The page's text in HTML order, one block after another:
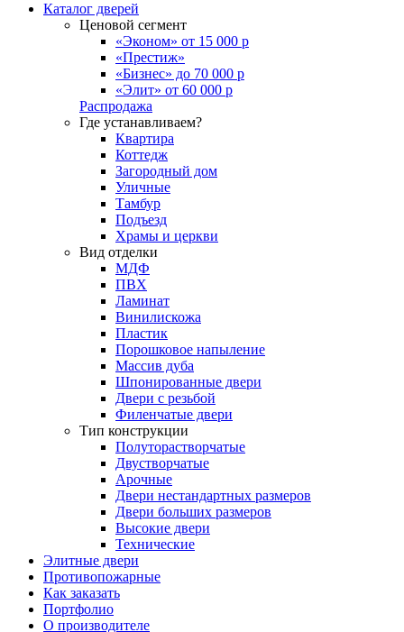
Каталог дверей
Ценовой сегмент
«Эконом» от 15 000 р
«Престиж»
«Бизнес» до 70 000 р
«Элит» от 60 000 р
Распродажа
Где устанавливаем?
Квартира
Коттедж
Загородный дом
Уличные
Тамбур
Подъезд
Храмы и церкви
Вид отделки
МДФ
ПВХ
Ламинат
Винилискожа
Пластик
Порошковое напыление
Массив дуба
Шпонированные двери
Двери с резьбой
Филенчатые двери
Тип конструкции
Полуторастворчатые
Двустворчатые
Арочные
Двери нестандартных размеров
Двери больших размеров
Высокие двери
Технические
Элитные двери
Противопожарные
Как заказать
Портфолио
О производителе